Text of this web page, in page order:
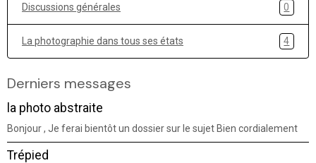
Discussions générales 0
La photographie dans tous ses états 4
Derniers messages
la photo abstraite
Bonjour , Je ferai bientôt un dossier sur le sujet Bien cordialement
Trépied